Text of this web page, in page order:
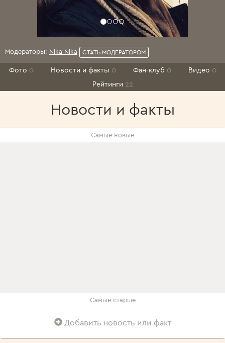
Модераторы: Nika Nika СТАТЬ МОДЕРАТОРОМ
Фото 0 Новости и факты 0 Фан-клуб 0 Видео 0
Рейтинги 22
Новости и факты
Самые новые
Самые старые
Добавить новость или факт